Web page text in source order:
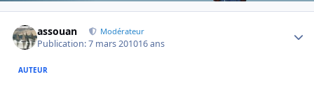
assouan Modérateur
Publication:7 mars 201016 ans
AUTEUR